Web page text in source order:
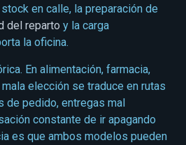
en calle, la preparación de
del reparto y la carga
la oficina.
En alimentación, farmacia,
elección se traduce en rutas
de pedido, entregas mal
constante de ir apagando
es que ambos modelos pueden